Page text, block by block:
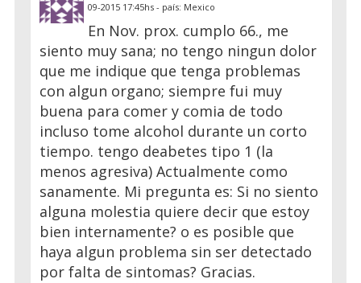
09-2015 17:45hs - país: Mexico
En Nov. prox. cumplo 66., me
siento muy sana; no tengo ningun dolor
que me indique que tenga problemas
con algun organo; siempre fui muy
buena para comer y comia de todo
incluso tome alcohol durante un corto
tiempo. tengo deabetes tipo 1 (la
menos agresiva) Actualmente como
sanamente. Mi pregunta es: Si no siento
alguna molestia quiere decir que estoy
bien internamente? o es posible que
haya algun problema sin ser detectado
por falta de sintomas? Gracias.